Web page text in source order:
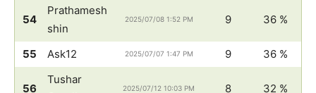
54
Prathamesh
shin
2025/07/08 1:52 PM 9 36 %
55 Ask12 2025/07/07 1:47 PM 9 36 %
56
Tushar
2025/07/12 10:03 PM 8 32 %